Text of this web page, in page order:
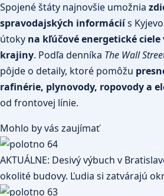
Spojené štáty najnovšie umožnia
spravodajských informáciís
útoky na kľúčové energetické
krajiny. Podľa denníka The Wall
pôjde o detaily, ktoré pomôžu
rafinérie, plynovody, ropovody a
od frontovej línie.
Mohlo by vás zaujímať
AKTUÁLNE: Desivý výbuch v
okolité budovy. Ľudia si zatvárajú